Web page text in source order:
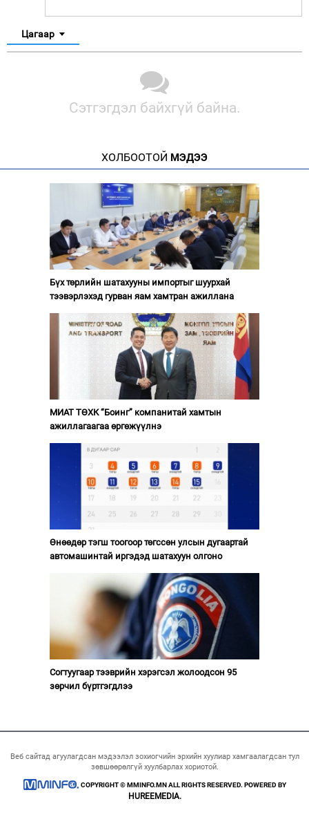
Цагаар
Сэтгэгдэл байхгүй байна.
ХОЛБООТОЙ МЭДЭЭ
Бүх төрлийн шатахууны импортыг шуурхай
тээвэрлэхэд гурван яам хамтран ажиллана
МИАТ ТӨХК “Боинг” компанитай хамтын
ажиллагаагаа өргөжүүлнэ
Өнөөдөр тэгш тоогоор төгссөн улсын дугаартай
автомашинтай иргэдэд шатахуун олгоно
Согтуугаар тээврийн хэрэгсэл жолоодсон 95
зөрчил бүртгэгдлээ
Веб сайтад агуулагдсан мэдээлэл зохиогчийн эрхийн хуулиар хамгаалагдсан тул
зөвшөөрөлгүй хуулбарлах хориотой.
COPYRIGHT © MMINFO.MN ALL RIGHTS RESERVED. POWERED BY
HUREEMEDIA.